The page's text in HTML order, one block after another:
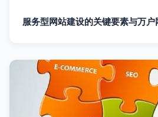
服务型网站建设的关键要素与万